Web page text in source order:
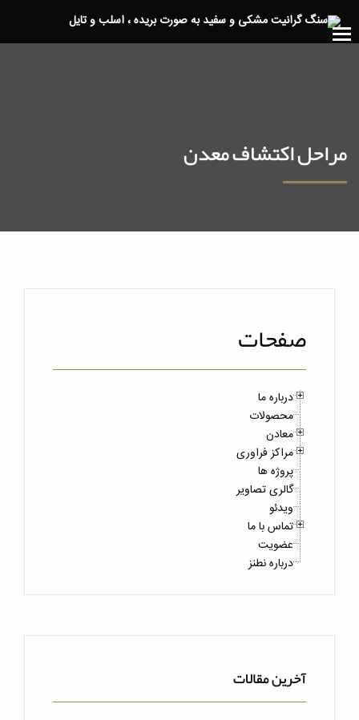
مراحل اکتشاف معدن
صفحات
درباره ما
محصولات
معادن
مراکز فراوری
پروژه ها
گالری تصاویر
ویدئو
تماس با ما
عضویت
درباره نطنز
آخرین مقالات